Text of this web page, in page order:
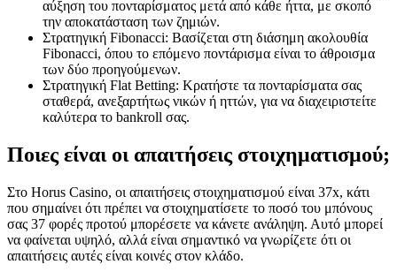
αύξηση του πονταρίσματος μετά από κάθε ήττα, με σκοπό
την αποκατάσταση των ζημιών.
Στρατηγική Fibonacci: Βασίζεται στη διάσημη ακολουθία
Fibonacci, όπου το επόμενο ποντάρισμα είναι το άθροισμα
των δύο προηγούμενων.
Στρατηγική Flat Betting: Κρατήστε τα πονταρίσματα σας
σταθερά, ανεξαρτήτως νικών ή ηττών, για να διαχειριστείτε
καλύτερα το bankroll σας.
Ποιες είναι οι απαιτήσεις στοιχηματισμού;
Στο Horus Casino, οι απαιτήσεις στοιχηματισμού είναι 37x, κάτι
που σημαίνει ότι πρέπει να στοιχηματίσετε το ποσό του μπόνους
σας 37 φορές προτού μπορέσετε να κάνετε ανάληψη. Αυτό μπορεί
να φαίνεται υψηλό, αλλά είναι σημαντικό να γνωρίζετε ότι οι
απαιτήσεις αυτές είναι κοινές στον κλάδο.